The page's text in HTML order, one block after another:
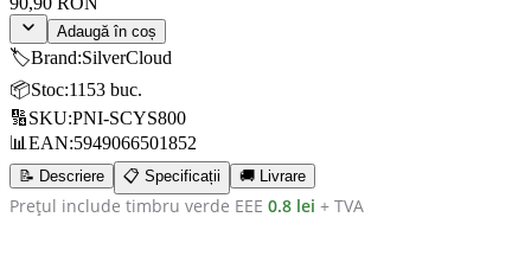
Adaugă în coș
🏷️Brand:SilverCloud
📦Stoc:1153 buc.
🔢SKU:PNI-SCYS800
📊 EAN:5949066501852
📝 Descriere 📋 Specificații 🚚 Livrare
Prețul include timbru verde EEE 0.8 lei + TVA